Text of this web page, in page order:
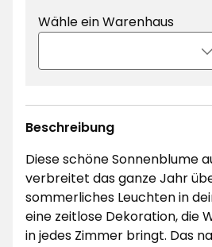
Wähle ein Warenhaus
Beschreibung
Diese schöne Sonnenblume
verbreitet das ganze Jahr
sommerliches Leuchten in
eine zeitlose Dekoration, die
in jedes Zimmer bringt. Das